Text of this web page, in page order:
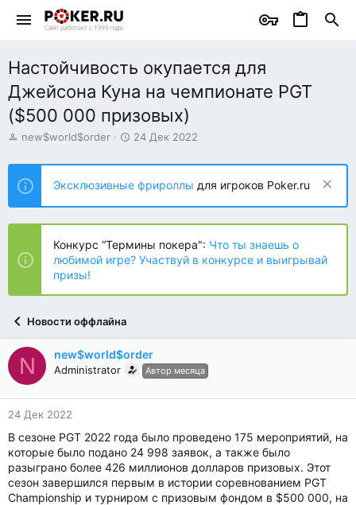
Настойчивость окупается для
Джейсона Куна на чемпионате PGT
($500 000 призовых)
А
т
о
р
т
е
ы
new$world$order
Д
т
н
а
ч
л
а
24 Дек 2022
Эксклюзивные фрироллы для игроков Poker.ru
Конкурс “Термины покера": Что ты знаешь о
любимой игре? Участвуй в конкурсе и выигрывай
призы!
Новости оффлайна
N new$world$order
Administrator Автор месяца
24 Дек 2022
В сезоне PGT 2022 года было проведено 175 мероприятий, на
которые было подано 24 998 заявок, а также было
разыграно более 426 миллионов долларов призовых. Этот
сезон завершился первым в истории соревнованием PGT
Championship и турниром с призовым фондом в $500 000, на